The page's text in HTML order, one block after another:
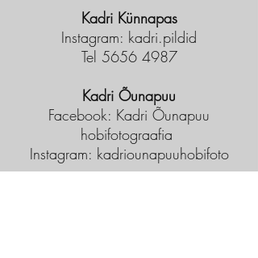
Kadri Künnapas
Instagram: kadri.pildid
Tel 5656 4987
Kadri Õunapuu
Facebook: Kadri Õunapuu
hobifotograafia
Instagram: kadriounapuuhobifoto